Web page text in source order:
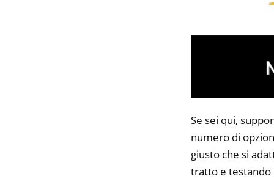
Se sei qui,
numero di
giusto che si
tratto e testando